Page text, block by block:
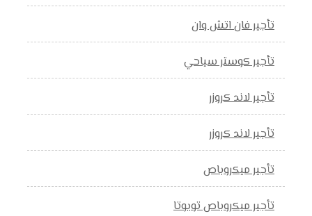
تأجير فان اتش وان
تأجير كوستر سياحي
تأجير لاند كروزر
تأجير لاند كروزر
تأجير ميكروباص
تأجير ميكروباص تويوتا